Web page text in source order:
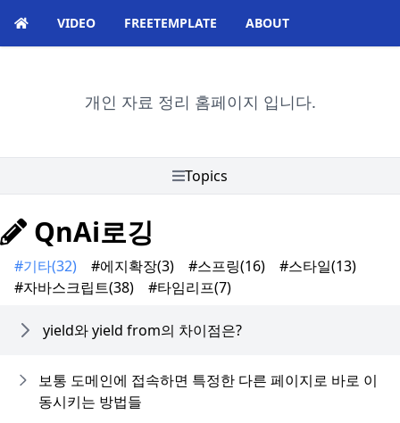
VIDEO FREETEMPLATE ABOUT
개인 자료 정리 홈페이지 입니다.
Topics
QnAi로깅
#기타(32) #에지확장(3) #스프링(16) #스타일(13)
#자바스크립트(38) #타임리프(7)
yield와 yield from의 차이점은?
보통 도메인에 접속하면 특정한 다른 페이지로 바로 이
동시키는 방법들